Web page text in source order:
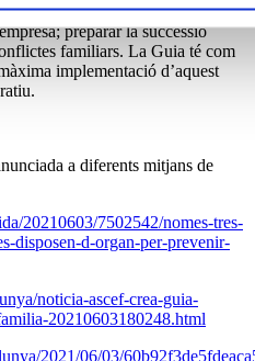
de relació entre la família, el consell
preparar la successió
familiars. La Guia té com
implementació d’aquest
a diferents mitjans de
20210603/7502542/nomes-tres-
disposen-d-organ-per-prevenir-
noticia-ascef-crea-guia-
20210603180248.html
2021/06/03/